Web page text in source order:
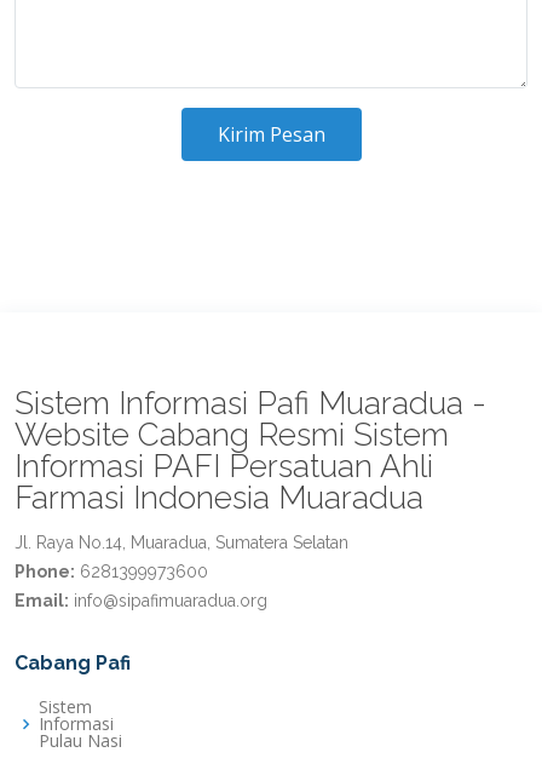
Kirim Pesan
Sistem Informasi Pafi Muaradua -
Website Cabang Resmi Sistem
Informasi PAFI Persatuan Ahli
Farmasi Indonesia Muaradua
Jl. Raya No.14, Muaradua, Sumatera Selatan
Phone: 6281399973600
Email: info@sipafimuaradua.org
Cabang Pafi
Sistem
Informasi
Pulau Nasi